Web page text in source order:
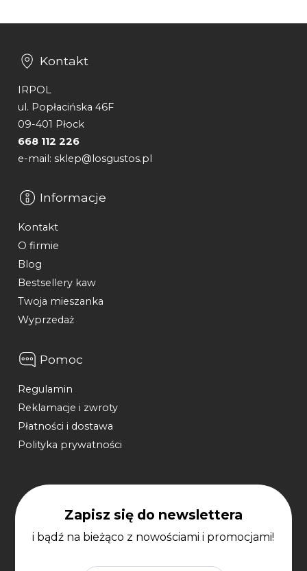
Kontakt
IRPOL
ul. Popłacińska 46F
09-401 Płock
668 112 226
e-mail: sklep@losgustos.pl
Informacje
Kontakt
O firmie
Blog
Bestsellery kaw
Twoja mieszanka
Wyprzedaż
Pomoc
Regulamin
Reklamacje i zwroty
Płatności i dostawa
Polityka prywatności
Zapisz się do newslettera
i bądź na bieżąco z nowościami i promocjami!